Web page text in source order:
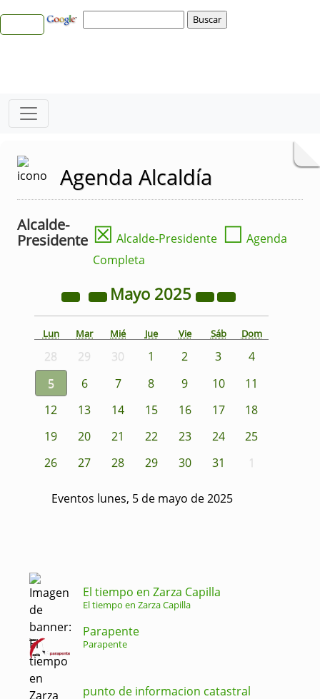
Agenda Alcaldía
Alcalde-
Presidente ☒ Alcalde-Presidente ☐ Agenda
Completa
Mayo 2025
Lun Mar Mié Jue Vie Sáb Dom
28 29 30 1 2 3
4
5
6 7 8 9 10
11
12
13 14 15 16 17
18
19
20 21 22 23 24
25
26
27 28 29 30 31 1
Eventos lunes, 5 de mayo de 2025
El tiempo en Zarza Capilla
El tiempo en Zarza Capilla
Parapente
Parapente
punto de informacion catastral